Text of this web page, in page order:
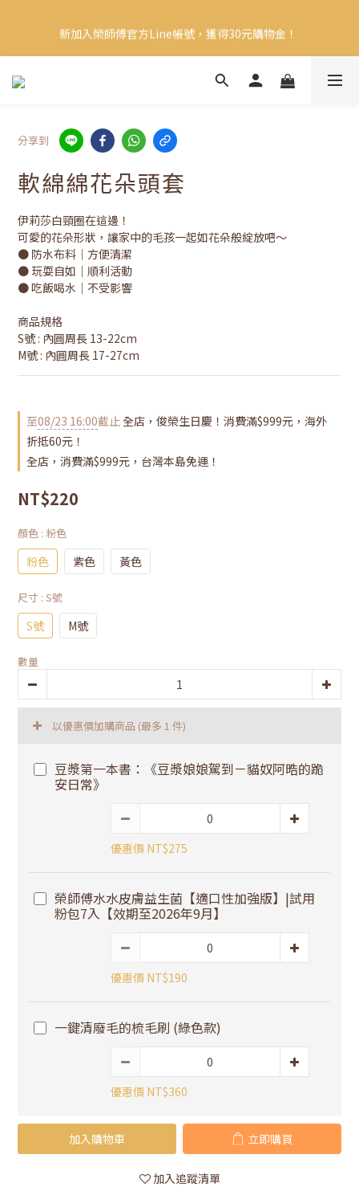
(日)
新加入榮師傅官方Line帳號，獲得30元購物金！
【限時俊榮生日優惠】購買凍乾每滿５包贈１包！時間只到8/23
分享到
軟綿綿花朵頭套
伊莉莎白頸圈在這邊！
可愛的花朵形狀，讓家中的毛孩一起如花朵般綻放吧～
● 防水布料｜方便清潔
● 玩耍自如｜順利活動
● 吃飯喝水｜不受影響
商品規格
S號 : 內圓周長 13-22cm
M號 : 內圓周長 17-27cm
至08/23 16:00截止全店，俊榮生日慶！消費滿$999元，海外
折抵60元！
全店，消費滿$999元，台灣本島免運！
NT$220
顏色 : 粉色
粉色 紫色 黃色
尺寸 : S號
S號 M號
數量
以優惠價加購商品 (最多 1 件)
豆漿第一本書：《豆漿娘娘駕到－貓奴阿晧的跪
安日常》
優惠價 NT$275
榮師傅水水皮膚益生菌【適口性加強版】|試用
粉包7入【效期至2026年9月】
優惠價 NT$190
一鍵清廢毛的梳毛刷 (綠色款)
優惠價 NT$360
加入購物車 立即購買
加入追蹤清單